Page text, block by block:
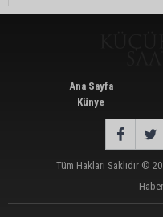
Ana Sayfa
Künye
Tüm Hakları Saklıdır ©